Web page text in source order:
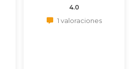
4.0
1 valoraciones